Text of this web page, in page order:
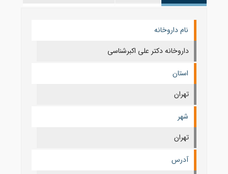
نام داروخانه
داروخانه دکتر علی اکبرشناسی
استان
تهران
شهر
تهران
آدرس